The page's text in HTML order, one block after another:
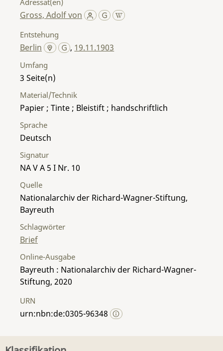
Gross, Adolf von
Entstehung
Berlin , 19.11.1903
Umfang
3
Material/Technik
Papier ; Tinte ; Bleistift ; handschriftlich
Sprache
Deutsch
Signatur
NA V A 5 I Nr. 10
Quelle
Nationalarchiv der Richard-Wagner-Stiftung,
Bayreuth
Schlagwörter
Brief
Online-Ausgabe
Bayreuth : Nationalarchiv der Richard-Wagner-
Stiftung, 2020
URN
urn:nbn:de:0305-96348